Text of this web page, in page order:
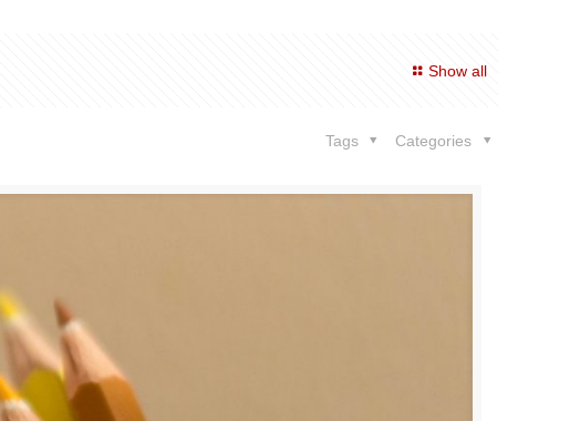
Show all
Categories
Tags